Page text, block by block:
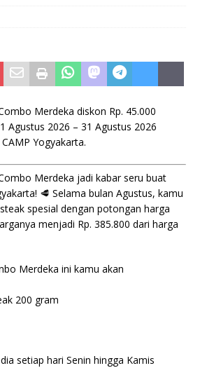
Merdeka diskon Rp. 45.000
Agustus 2026 – 31 Agustus 2026
Yogyakarta.
Merdeka jadi kabar seru buat
🥩 Selama bulan Agustus, kamu
spesial dengan potongan harga
menjadi Rp. 385.800 dari harga
Merdeka ini kamu akan
200 gram
setiap hari Senin hingga Kamis